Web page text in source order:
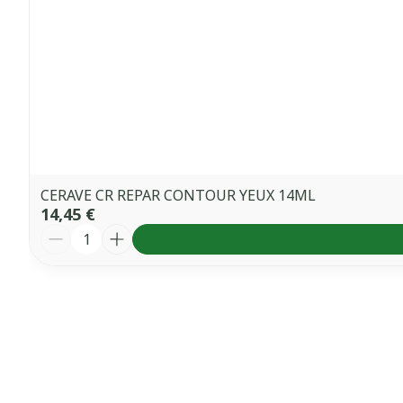
CERAVE CR REPAR CONTOUR YEUX 14ML
14,45 €
Quantité